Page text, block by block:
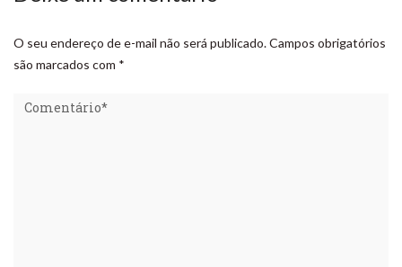
O seu endereço de e-mail não será publicado.Campos obrigatórios
são marcados com *